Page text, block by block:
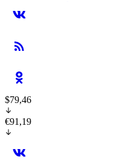
$79,46
€91,19